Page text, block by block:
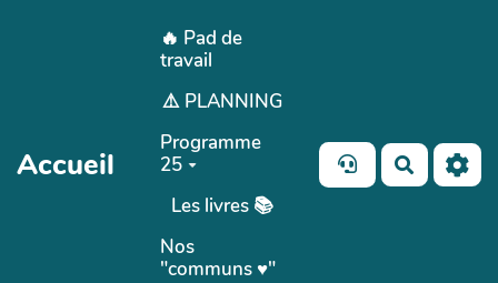
Aller au contenu principal
Accueil
🔥 Pad de
travail
⚠️ PLANNING
Programme
25
Les livres 📚
Nos
"communs ♥️"